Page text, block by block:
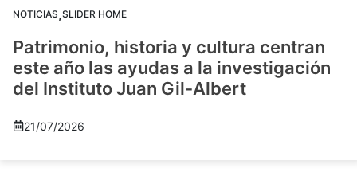
NOTICIAS,SLIDER HOME
Patrimonio, historia y cultura centran
este año las ayudas a la investigación
del Instituto Juan Gil-Albert
21/07/2026